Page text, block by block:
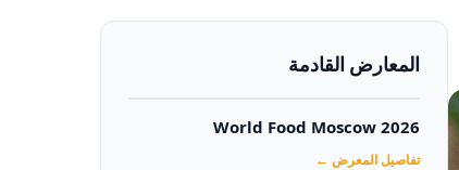
المعارض القادمة
World Food Moscow 2026
تفاصيل المعرض ←